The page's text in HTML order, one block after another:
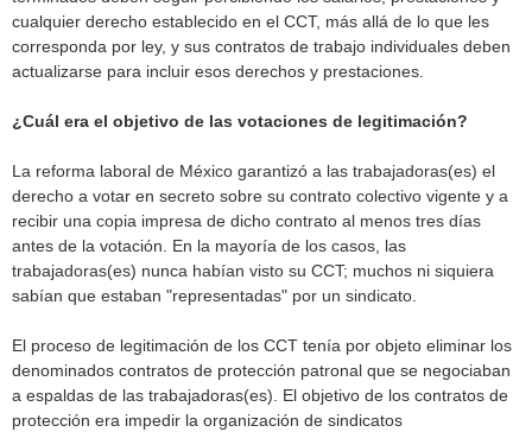
cualquier derecho establecido en el CCT, más allá de lo que les
corresponda por ley, y sus contratos de trabajo individuales deben
actualizarse para incluir esos derechos y prestaciones.
¿Cuál era el objetivo de las votaciones de legitimación?
La reforma laboral de México garantizó a las trabajadoras(es) el
derecho a votar en secreto sobre su contrato colectivo vigente y a
recibir una copia impresa de dicho contrato al menos tres días
antes de la votación. En la mayoría de los casos, las
trabajadoras(es) nunca habían visto su CCT; muchos ni siquiera
sabían que estaban "representadas" por un sindicato.
El proceso de legitimación de los CCT tenía por objeto eliminar los
denominados contratos de protección patronal que se negociaban
a espaldas de las trabajadoras(es). El objetivo de los contratos de
protección era impedir la organización de sindicatos